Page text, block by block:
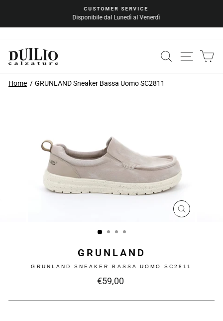
contenuto
Metti
CUSTOMER SERVICE
Disponibile dal Lunedì al Venerdì
CERCA
Home GRUNLAND Sneaker Bassa Uomo SC2811
CHIUDI
GRUNLAND
GRUNLAND SNEAKER BASSA UOMO SC2811
Prezzo
€59,00